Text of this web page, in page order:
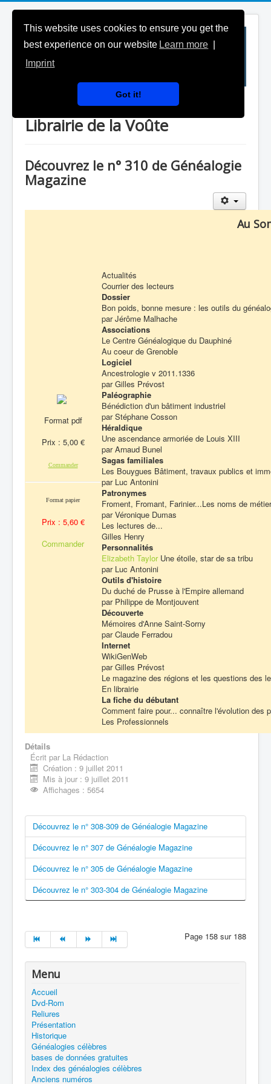
This website uses cookies to ensure you get the
best experience on our website Learn more
Imprint
Got it!
Généalogie Magazine & la
Librairie de la Voûte
Découvrez le n° 310 de Généalogie
Magazine
Format pdf
Prix : 5,00 €
Commander
Format papier
Prix : 5,60 €
Commander
Au
Actualités
Courrier des lecteurs
Dossier
Bon poids, bonne mesure : les outils du
par Jérôme Malhache
Associations
Le Centre Généalogique du Dauphiné
Au coeur de Grenoble
Logiciel
Ancestrologie v 2011.1336
par Gilles Prévost
Paléographie
Bénédiction d'un bâtiment industriel
par Stéphane Cosson
Héraldique
Une ascendance armoriée de Louis XIII
par Arnaud Bunel
Sagas familiales
Les Bouygues Bâtiment, travaux publics et
par Luc Antonini
Patronymes
Froment, Fromant, Farinier...Les noms de
par Véronique Dumas
Les lectures de...
Gilles Henry
Personnalités
Elizabeth TaylorUne étoile, star de sa tribu
par Luc Antonini
Outils d'histoire
Du duché de Prusse à l'Empire allemand
par Philippe de Montjouvent
Découverte
Mémoires d'Anne Saint-Sorny
par Claude Ferradou
Internet
WikiGenWeb
par Gilles Prévost
Le magazine des régions et les questions des
En librairie
La fiche du débutant
Comment faire pour... connaître l'évolution des
Les Professionnels
Détails
Écrit par La Rédaction
Création : 9 juillet 2011
Mis à jour : 9 juillet 2011
Affichages : 5654
Découvrez le n° 308-309 de Généalogie Magazine
Découvrez le n° 307 de Généalogie Magazine
Découvrez le n° 305 de Généalogie Magazine
Découvrez le n° 303-304 de Généalogie Magazine
Page 158 sur 188
Menu
Accueil
Dvd-Rom
Reliures
Présentation
Historique
Généalogies célèbres
bases de données gratuites
Index des généalogies célèbres
Anciens numéros